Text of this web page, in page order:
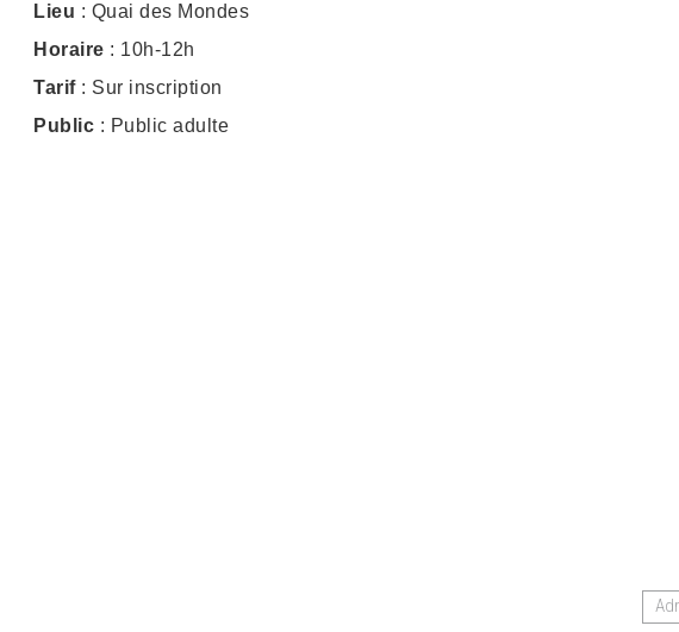
Lieu : Quai des Mondes
Horaire : 10h-12h
Tarif: Sur inscription
Public : Public adulte